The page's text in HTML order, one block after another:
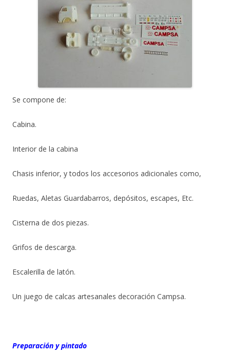
Se compone de:
Cabina.
Interior de la cabina
Chasis inferior, y todos los accesorios adicionales como,
Ruedas, Aletas Guardabarros, depósitos, escapes, Etc.
Cisterna de dos piezas.
Grifos de descarga.
Escalerilla de latón.
Un juego de calcas artesanales decoración Campsa.
Preparación y pintado